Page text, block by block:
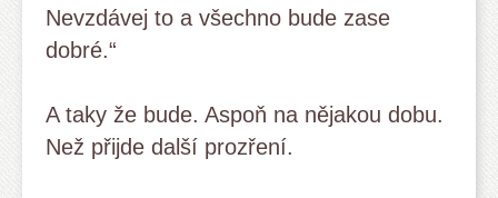
Nevzdávej to a všechno bude zase
dobré.“
A taky že bude. Aspoň na nějakou dobu.
Než přijde další prozření.